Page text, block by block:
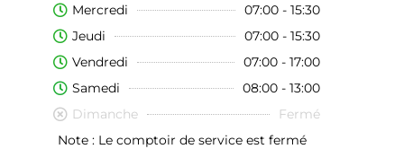
Mercredi
07:00 - 15:30
Jeudi
07:00 - 15:30
Vendredi
07:00 - 17:00
Samedi
08:00 - 13:00
Dimanche
Fermé
Note : Le comptoir de service est fermé